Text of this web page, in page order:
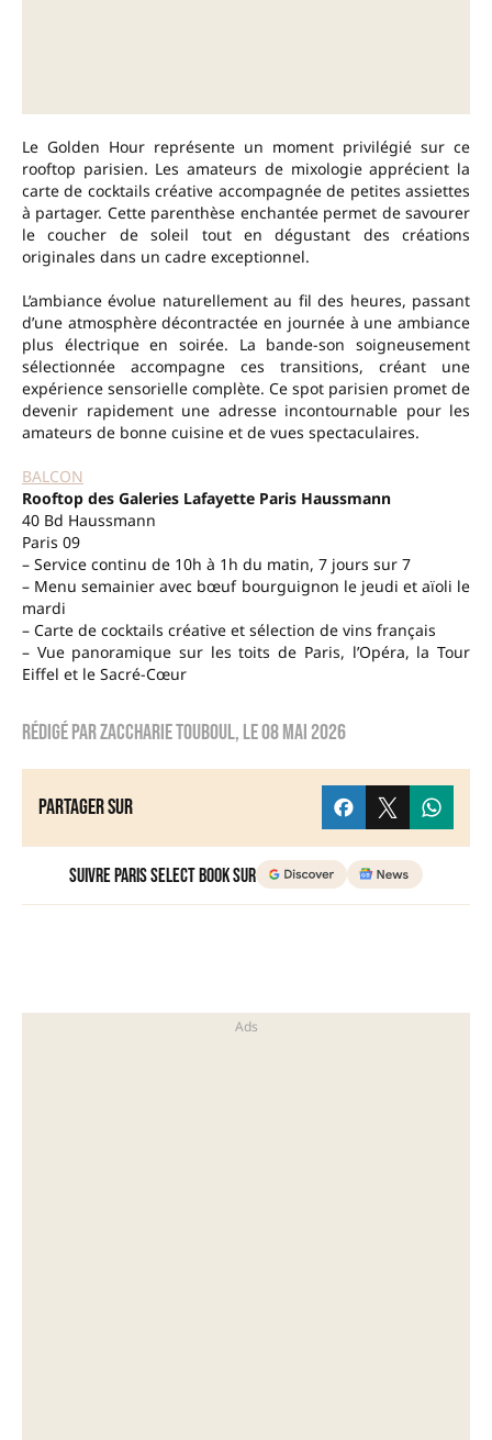
Le Golden Hour représente un moment privilégié sur ce
rooftop parisien. Les amateurs de mixologie apprécient la
carte de cocktails créative accompagnée de petites assiettes
à partager. Cette parenthèse enchantée permet de savourer
le coucher de soleil tout en dégustant des créations
originales dans un cadre exceptionnel.
L’ambiance évolue naturellement au fil des heures, passant
d’une atmosphère décontractée en journée à une ambiance
plus électrique en soirée. La bande-son soigneusement
sélectionnée accompagne ces transitions, créant une
expérience sensorielle complète. Ce spot parisien promet de
devenir rapidement une adresse incontournable pour les
amateurs de bonne cuisine et de vues spectaculaires.
BALCON
Rooftop des Galeries Lafayette Paris Haussmann
40 Bd Haussmann
Paris 09
– Service continu de 10h à 1h du matin, 7 jours sur 7
– Menu semainier avec bœuf bourguignon le jeudi et aïoli le
mardi
– Carte de cocktails créative et sélection de vins français
– Vue panoramique sur les toits de Paris, l’Opéra, la Tour
Eiffel et le Sacré-Cœur
Rédigé parZaccharie TOUBOUL, le08 mai 2026
Partager sur
Suivre Paris Select Book sur